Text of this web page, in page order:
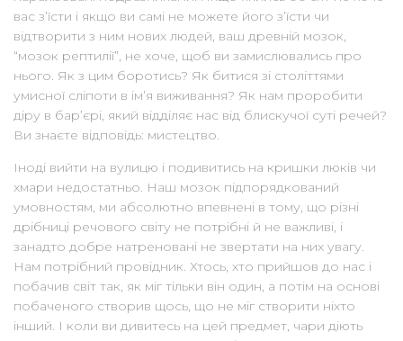
вас з’їсти і якщо ви самі не можете його з’їсти чи
відтворити з ним нових людей, ваш древній мозок,
“мозок рептилії”, не хоче, щоб ви замислювались про
нього. Як з цим боротись? Як битися зі століттями
умисної сліпоти в ім’я виживання? Як нам проробити
діру в бар’єрі, який відділяє нас від блискучої суті речей?
Ви знаєте відповідь: мистецтво.
Іноді вийти на вулицю і подивитись на кришки люків чи
хмари недостатньо. Наш мозок підпорядкований
умовностям, ми абсолютно впевнені в тому, що різні
дрібниці речового світу не потрібні й не важливі, і
занадто добре натреновані не звертати на них увагу.
Нам потрібний провідник. Хтось, хто прийшов до нас і
побачив світ так, як міг тільки він один, а потім на основі
побаченого створив щось, що не міг створити ніхто
інший. І коли ви дивитесь на цей предмет, чари діють